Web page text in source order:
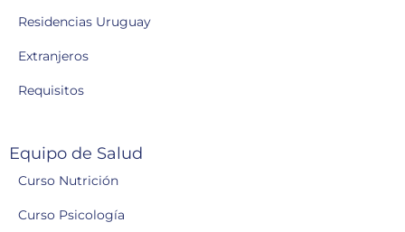
Residencias Uruguay
Extranjeros
Requisitos
Equipo de Salud
Curso Nutrición
Curso Psicología